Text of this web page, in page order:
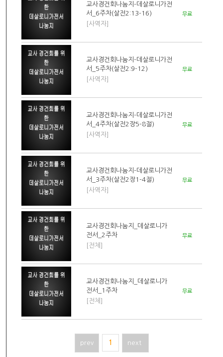
교사경건회나눔지-데살로니가전
서_6주차(살전2:13-16)
[사역자]
무료
교사경건회나눔지-데살로니가전
서_5주차(살전2:9-12)
[사역자]
무료
교사경건회나눔지-데살로니가전
서_4주차(살전2장5-8절)
[사역자]
무료
교사경건회나눔지-데살로니가전
서_3주차(살전2장1-4절)
[사역자]
무료
교사경건회나눔지_데살로니가
전서_2주차
[전체]
무료
교사경건회나눔지_데살로니가
전서_1주차
[전체]
무료
prev 1 next